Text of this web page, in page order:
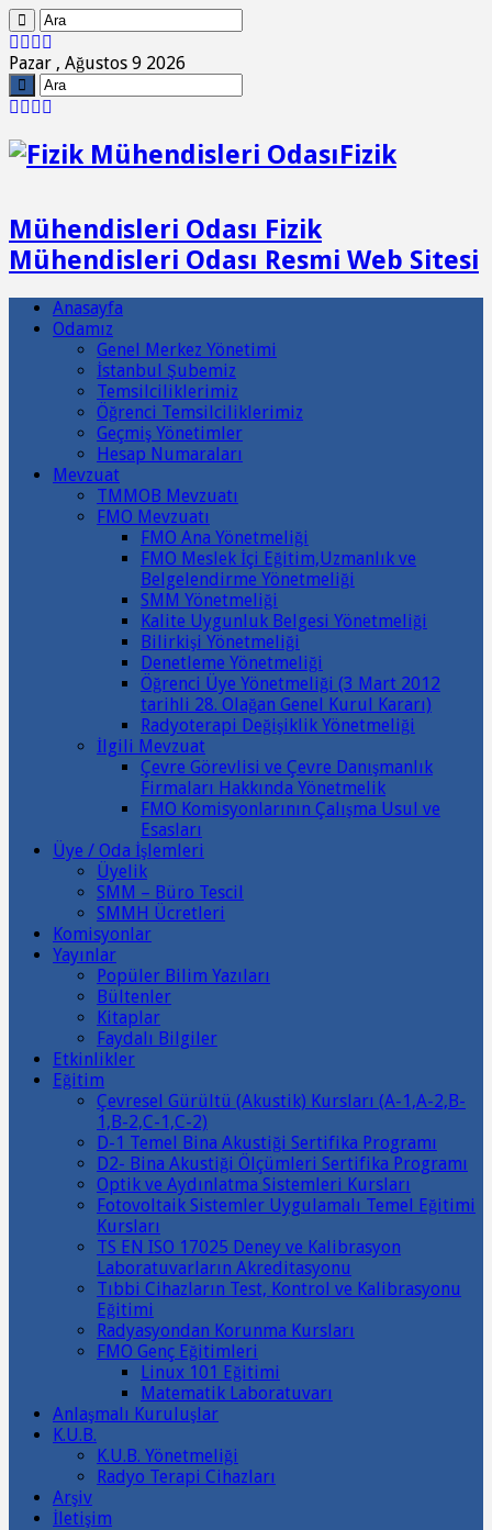
Pazar , Ağustos 9 2026
Fizik
Mühendisleri Odası Fizik
Mühendisleri Odası Resmi Web Sitesi
Anasayfa
Odamız
Genel Merkez Yönetimi
İstanbul Şubemiz
Temsilciliklerimiz
Öğrenci Temsilciliklerimiz
Geçmiş Yönetimler
Hesap Numaraları
Mevzuat
TMMOB Mevzuatı
FMO Mevzuatı
FMO Ana Yönetmeliği
FMO Meslek İçi Eğitim,Uzmanlık ve
Belgelendirme Yönetmeliği
SMM Yönetmeliği
Kalite Uygunluk Belgesi Yönetmeliği
Bilirkişi Yönetmeliği
Denetleme Yönetmeliği
Öğrenci Üye Yönetmeliği (3 Mart 2012
tarihli 28. Olağan Genel Kurul Kararı)
Radyoterapi Değişiklik Yönetmeliği
İlgili Mevzuat
Çevre Görevlisi ve Çevre Danışmanlık
Firmaları Hakkında Yönetmelik
FMO Komisyonlarının Çalışma Usul ve
Esasları
Üye / Oda İşlemleri
Üyelik
SMM – Büro Tescil
SMMH Ücretleri
Komisyonlar
Yayınlar
Popüler Bilim Yazıları
Bültenler
Kitaplar
Faydalı Bilgiler
Etkinlikler
Eğitim
Çevresel Gürültü (Akustik) Kursları (A-1,A-2,B-
1,B-2,C-1,C-2)
D-1 Temel Bina Akustiği Sertifika Programı
D2- Bina Akustiği Ölçümleri Sertifika Programı
Optik ve Aydınlatma Sistemleri Kursları
Fotovoltaik Sistemler Uygulamalı Temel Eğitimi
Kursları
TS EN ISO 17025 Deney ve Kalibrasyon
Laboratuvarların Akreditasyonu
Tıbbi Cihazların Test, Kontrol ve Kalibrasyonu
Eğitimi
Radyasyondan Korunma Kursları
FMO Genç Eğitimleri
Linux 101 Eğitimi
Matematik Laboratuvarı
Anlaşmalı Kuruluşlar
K.U.B.
K.U.B. Yönetmeliği
Radyo Terapi Cihazları
Arşiv
İletişim